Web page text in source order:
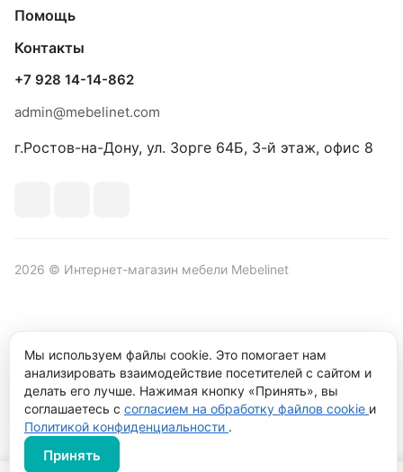
Помощь
Контакты
+7 928 14-14-862
admin@mebelinet.com
г.Ростов-на-Дону, ул. Зорге 64Б, 3-й этаж, офис 8
2026 © Интернет-магазин мебели Mebelinet
Политика обработки персональных данных Политика
конфиденциальности
Продвижение сайта студияРекламный контент
Мы используем файлы cookie. Это помогает нам
анализировать взаимодействие посетителей с сайтом и
делать его лучше. Нажимая кнопку «Принять», вы
соглашаетесь с согласием на обработку файлов cookie и
Политикой конфиденциальности .
Принять